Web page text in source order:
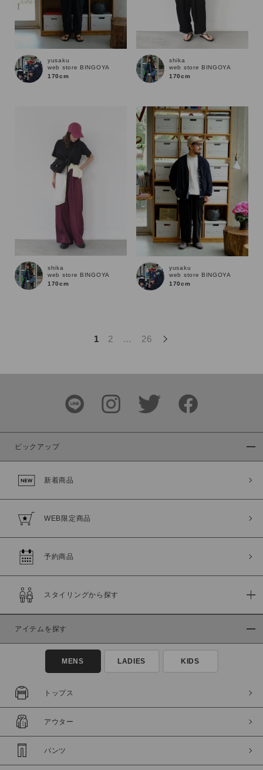
この条件で絞り込む
yusaku
web store BINGOYA
170cm
shika
web store BINGOYA
170cm
shika
web store BINGOYA
170cm
yusaku
web store BINGOYA
170cm
1 2 … 26
ピックアップ
新着商品
WEB限定商品
予約商品
スタイリングから探す
アイテムを探す
MENS LADIES KIDS
トップス
アウター
パンツ